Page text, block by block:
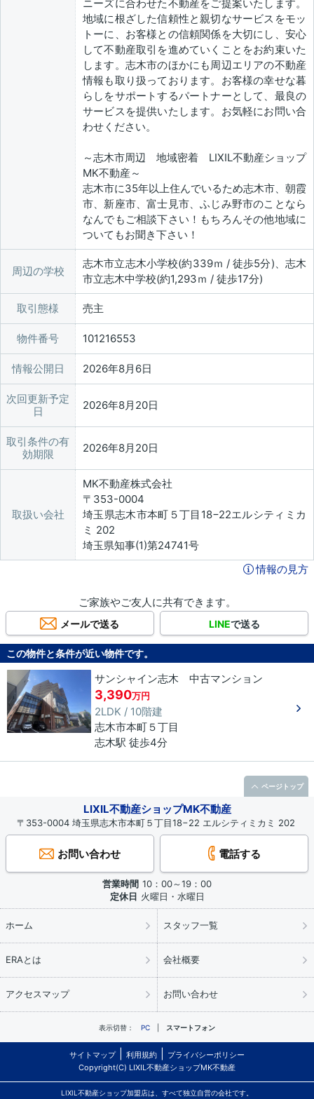
ニーズに合わせた不動産をご提案いたします。
地域に根ざした信頼性と親切なサービスをモッ
トーに、お客様との信頼関係を大切にし、安心
して不動産取引を進めていくことをお約束いた
します。志木市のほかにも周辺エリアの不動産
情報も取り扱っております。お客様の幸せな暮
らしをサポートするパートナーとして、最良の
サービスを提供いたします。お気軽にお問い合
わせください。
～志木市周辺 地域密着 LIXIL不動産ショップ
MK不動産～
志木市に35年以上住んでいるため志木市、朝霞
市、新座市、富士見市、ふじみ野市のことなら
なんでもご相談下さい！もちろんその他地域に
ついてもお聞き下さい！
周辺の学校
志木市立志木小学校(約339ｍ / 徒歩5分)、志木
市立志木中学校(約1,293ｍ / 徒歩17分)
取引態様 売主
物件番号 101216553
情報公開日 2026年8月6日
次回更新予定
日
2026年8月20日
取引条件の有
効期限
2026年8月20日
取扱い会社
MK不動産株式会社
〒353-0004
埼玉県志木市本町５丁目18−22エルシティミカ
ミ 202
埼玉県知事(1)第24741号
情報の見方
ご家族やご友人に共有できます。
メールで送る LINEで送る
この物件と条件が近い物件です。
サンシャイン志木 中古マンション
3,390万円
2LDK / 10階建
志木市本町 ５丁目
志木駅 徒歩4分
LIXIL不動産ショップMK不動産
〒353-0004 埼玉県志木市本町５丁目18−22 エルシティミカミ 202
お問い合わせ 電話する
営業時間 10：00～19：00
定休日 火曜日・水曜日
ホーム スタッフ一覧
ERAとは 会社概要
アクセスマップ お問い合わせ
表示切替： PC スマートフォン
サイトマップ 利用規約
プライバシーポリシー
Copyright(C) LIXIL不動産ショップMK不動産
LIXIL不動産ショップ加盟店は、すべて独立自営の会社です。
ページトップ